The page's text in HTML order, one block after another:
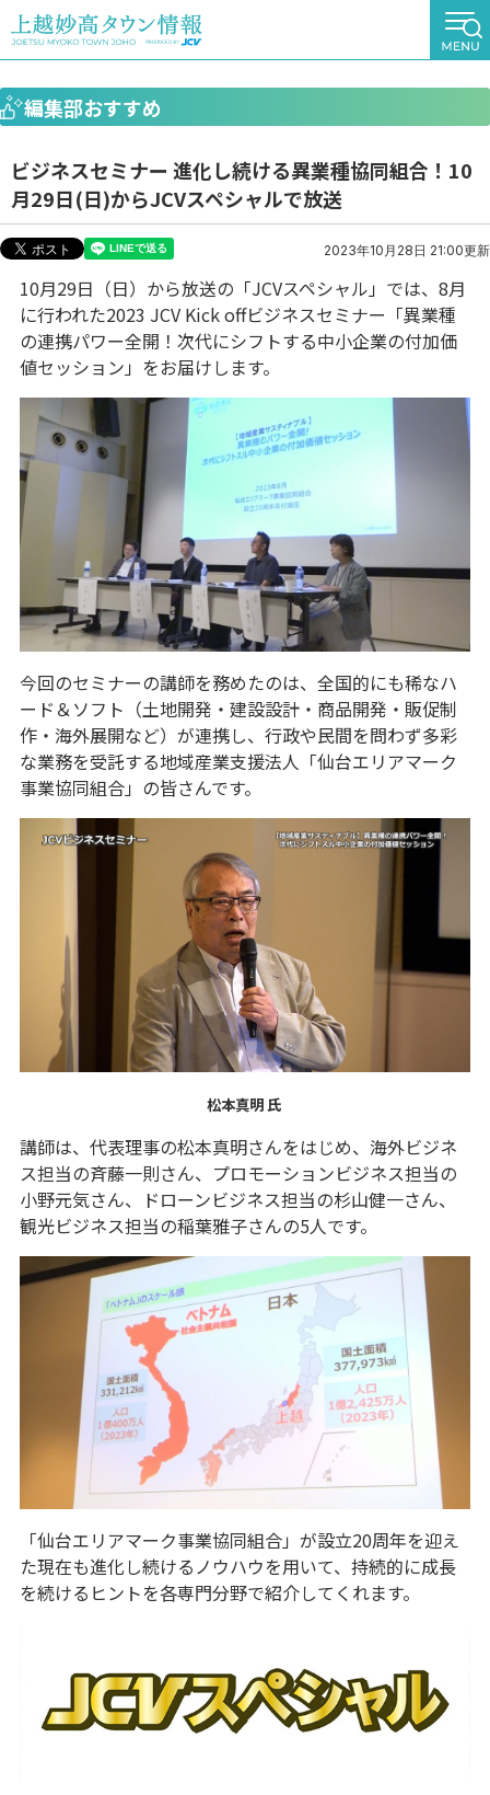
編集部おすすめ
ビジネスセミナー 進化し続ける異業種協同組合！10
月29日(日)からJCVスペシャルで放送
2023年10月28日 21:00更新
10月29日（日）から放送の「JCVスペシャル」では、8月
に行われた2023 JCV Kick offビジネスセミナー「異業種
の連携パワー全開！次代にシフトする中小企業の付加価
値セッション」をお届けします。
今回のセミナーの講師を務めたのは、全国的にも稀なハ
ード＆ソフト（土地開発・建設設計・商品開発・販促制
作・海外展開など）が連携し、行政や民間を問わず多彩
な業務を受託する地域産業支援法人「仙台エリアマーク
事業協同組合」の皆さんです。
松本真明 氏
講師は、代表理事の松本真明さんをはじめ、海外ビジネ
ス担当の斉藤一則さん、プロモーションビジネス担当の
小野元気さん、ドローンビジネス担当の杉山健一さん、
観光ビジネス担当の稲葉雅子さんの5人です。
「仙台エリアマーク事業協同組合」が設立20周年を迎え
た現在も進化し続けるノウハウを用いて、持続的に成長
を続けるヒントを各専門分野で紹介してくれます。